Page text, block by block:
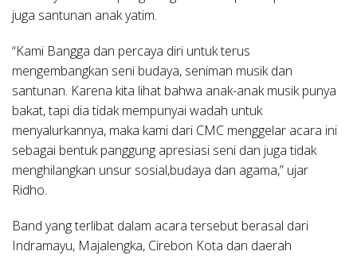
juga santunan anak yatim.
“Kami Bangga dan percaya diri untuk terus
mengembangkan seni budaya, seniman musik dan
santunan. Karena kita lihat bahwa anak-anak musik punya
bakat, tapi dia tidak mempunyai wadah untuk
menyalurkannya, maka kami dari CMC menggelar acara ini
sebagai bentuk panggung apresiasi seni dan juga tidak
menghilangkan unsur sosial,budaya dan agama,” ujar
Ridho.
Band yang terlibat dalam acara tersebut berasal dari
Indramayu, Majalengka, Cirebon Kota dan daerah